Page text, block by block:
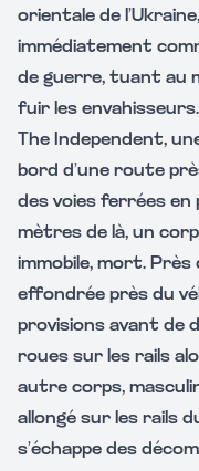
orientale de
immédiatement
de guerre, tuant au
fuir les
The Independent,
bord d’une route
des voies ferrées en
mètres de là, un
immobile, mort.
effondrée près du
provisions avant de
roues sur les rails
autre corps,
allongé sur les rails
s’échappe des